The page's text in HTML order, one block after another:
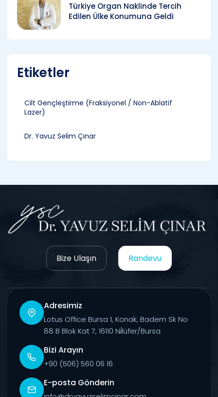
Türkiye Organ Naklinde Tercih
Edilen Ülke Konumuna Geldi
Etiketler
Cilt Gençleştirme (Fraksiyonel / Non-Ablatif
Lazer)
Dr. Yavuz Selim Çınar
Bize Ulaşın Randevu
Adresimiz
Lotus Office Bursa 1, Konak, Badem Sk No
88 B Blok Kat 7, 16110 Ni̇lüfer/Bursa
Bizi Arayın
+90 (506) 560 06 16
E-posta Gönderin